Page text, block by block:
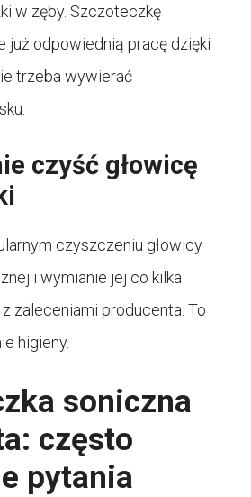
w zęby. Szczoteczkę
już odpowiednią pracę dzięki
trzeba wywierać
czyść głowicę
czyszczeniu głowicy
i wymianie jej co kilka
zaleceniami producenta. To
higieny.
soniczna
często
pytania